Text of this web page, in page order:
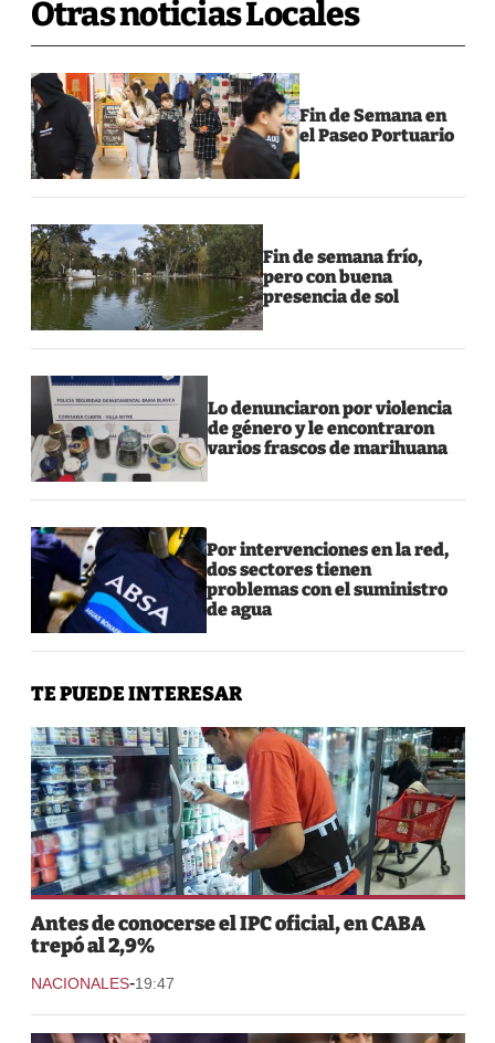
Otras noticias Locales
Fin de Semana en
el Paseo Portuario
Fin de semana frío,
pero con buena
presencia de sol
Lo denunciaron por violencia
de género y le encontraron
varios frascos de marihuana
Por intervenciones en la red,
dos sectores tienen
problemas con el suministro
de agua
TE PUEDE INTERESAR
Antes de conocerse el IPC oficial, en CABA
trepó al 2,9%
NACIONALES-19:47